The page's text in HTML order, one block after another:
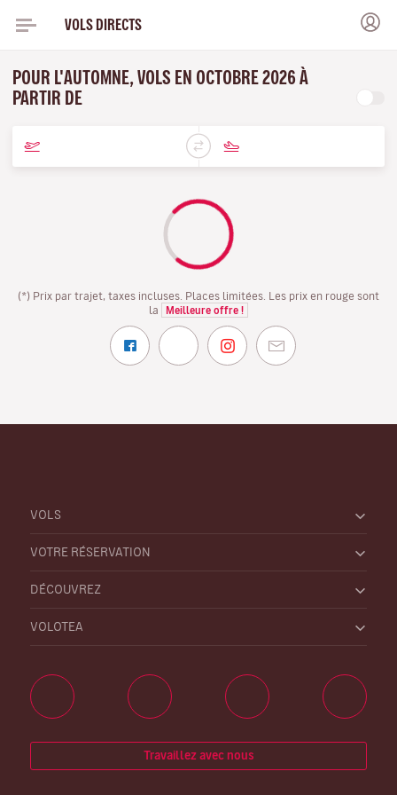
VOLS DIRECTS
POUR L'AUTOMNE, VOLS EN OCTOBRE 2026 À
PARTIR DE
(*) Prix par trajet, taxes incluses. Places limitées. Les prix en rouge sont
la
Meilleure offre !
VOLS
VOTRE RÉSERVATION
DÉCOUVREZ
VOLOTEA
Travaillez avec nous